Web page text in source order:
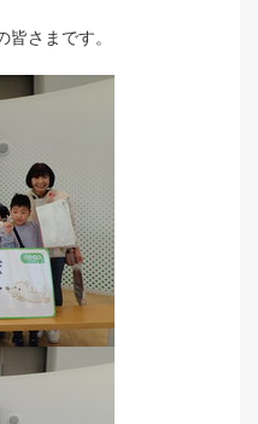
さまです。